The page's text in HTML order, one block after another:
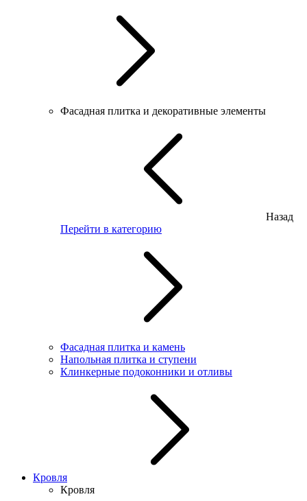
Фасадная плитка и декоративные элементы
Назад
Перейти в категорию
Фасадная плитка и камень
Напольная плитка и ступени
Клинкерные подоконники и отливы
Кровля
Кровля